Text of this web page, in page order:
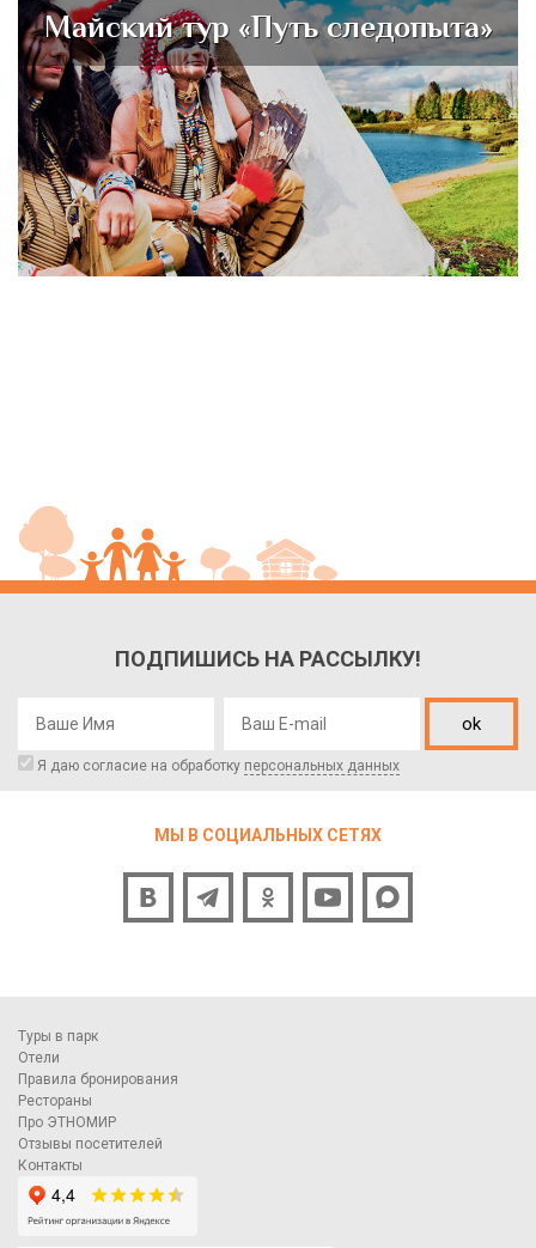
Майский тур «Путь следопыта»
ПОДПИШИСЬ НА РАССЫЛКУ!
ok
Я даю согласие на обработку персональных данных
МЫ В СОЦИАЛЬНЫХ СЕТЯХ
Туры в парк
Отели
Правила бронирования
Рестораны
Про ЭТНОМИР
Отзывы посетителей
Контакты